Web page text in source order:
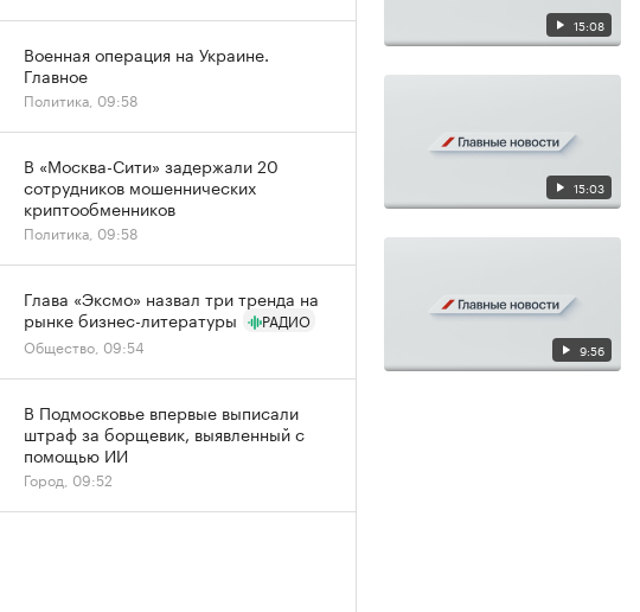
15:08
15:03
9:56
Военная операция на Украине.
Главное
Политика, 09:58
В «Москва-Сити» задержали 20
сотрудников мошеннических
криптообменников
Политика, 09:58
Глава «Эксмо» назвал три тренда на
рынке бизнес-литературы
РАДИО
Общество, 09:54
В Подмосковье впервые выписали
штраф за борщевик, выявленный с
помощью ИИ
Город, 09:52